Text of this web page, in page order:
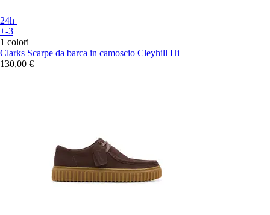
24h
+-3
1 colori
Clarks Scarpe da barca in camoscio Cleyhill Hi
130,00 €